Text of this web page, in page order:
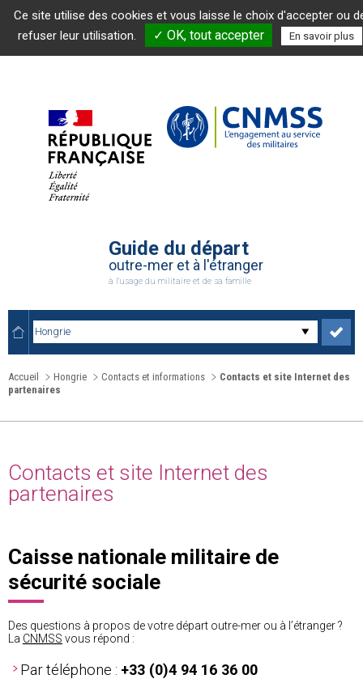
Guide du départ
outre-mer et à l'étranger
à l'usage du militaire et de sa famille
Accueil Hongrie Contacts et informations
Contacts et site Internet des
partenaires
Contacts et site Internet des
partenaires
Caisse nationale militaire de
sécurité sociale
Des questions à propos de votre départ outre-mer ou à l’étranger ?
La CNMSS vous répond :
Par téléphone : +33 (0)4 94 16 36 00
Ce site utilise des cookies et vous laisse le choix d'accepter ou
refuser leur utilisation.
✓ OK, tout accepter En savoir plus